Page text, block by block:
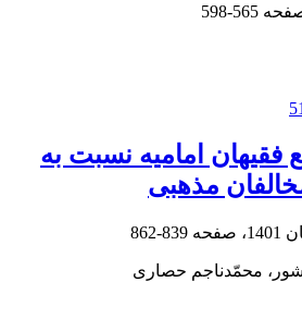
565-598
امامیه نسبت به
مذهبی
839-862
محمّدناجم حصاری